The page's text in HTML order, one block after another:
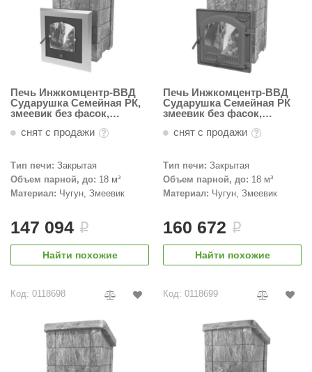
Печь Инжкомцентр-ВВД
Сударушка Семейная РК,
змеевик без фасок,
дверца
снят с продажи
Тип печи: Закрытая
Объем парной, до: 18 м³
Материал: Чугун, Змеевик
147 094 i
Найти похожие
Печь Инжкомцентр-ВВД
Сударушка Семейная РК
змеевик без фасок,
панорамным стеклом
снят с продажи
Тип печи: Закрытая
Объем парной, до: 18 м³
Материал: Чугун, Змеевик
160 672 i
Найти похожие
Код: 0118698 Код: 0118699